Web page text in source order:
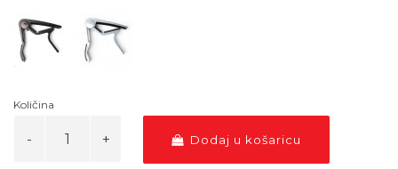
Količina
Dodaj u košaricu